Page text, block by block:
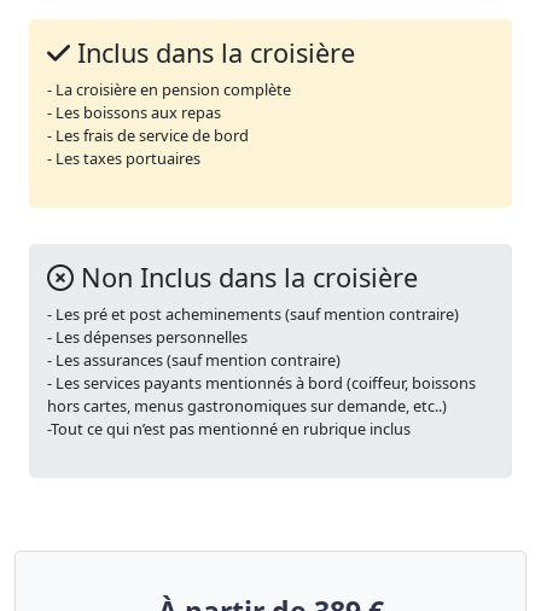
Inclus dans la croisière
- La croisière en pension complète
- Les boissons aux repas
- Les frais de service de bord
- Les taxes portuaires
Non Inclus dans la croisière
- Les pré et post acheminements (sauf mention contraire)
- Les dépenses personnelles
- Les assurances (sauf mention contraire)
- Les services payants mentionnés à bord (coiffeur, boissons
hors cartes, menus gastronomiques sur demande, etc..)
-Tout ce qui n’est pas mentionné en rubrique inclus